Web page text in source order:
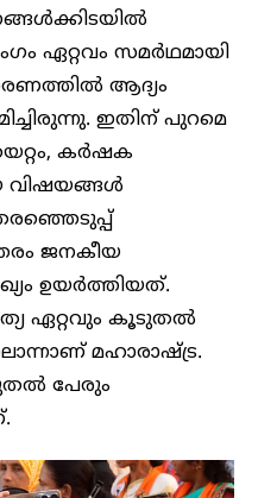
ഏറ്റവം സമർഥമായി
ആദ്യം
ഇതിന് പുറമെ
കർഷക
വിഷയങ്ങൾ
ജനകീയ
ഉയർത്തിയത്.
ഏറ്റവും കൂടുതൽ
മഹാരാഷ്ട്ര.
പേരും